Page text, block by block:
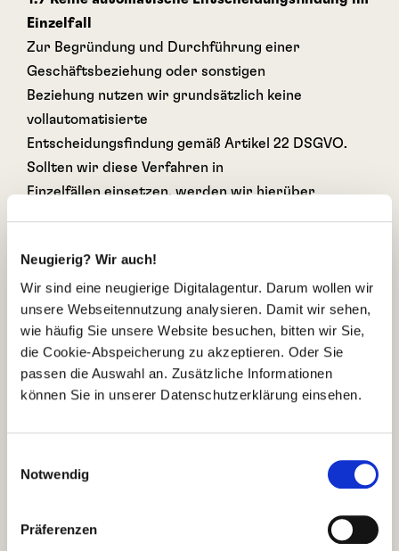
Neugierig? Wir auch!
Wir sind eine neugierige Digitalagentur. Darum wollen wir
unsere Webseitennutzung analysieren. Damit wir sehen,
wie häufig Sie unsere Website besuchen, bitten wir Sie,
die Cookie-Abspeicherung zu akzeptieren. Oder Sie
passen die Auswahl an. Zusätzliche Informationen
können Sie in unserer Datenschutzerklärung einsehen.
Notwendig
Präferenzen
Einzelfall
Zur Begründung und Durchführung einer
Geschäftsbeziehung oder sonstigen
Beziehung nutzen wir grundsätzlich keine
vollautomatisierte
Entscheidungsfindung gemäß Artikel 22 DSGVO.
Sollten wir diese Verfahren in
Einzelfällen einsetzen, werden wir hierüber
1.8 Kontaktaufnahme
Bei der Kontaktaufnahme mit uns, z.B. per E-Mail
oder Telefon, werden die uns
mitgeteilten Daten (z.B. Namen und E-Mail-
Adressen) von uns gespeichert, um
berechtigtes Interesse (Art. 6 Abs. 1 S. 1 lit. f
beantworten. Die in diesem Zusammenhang
nachdem die Speicherung nicht mehr erforderlich